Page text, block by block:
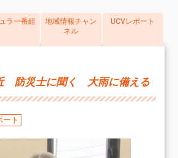
ラー番組
地域情報チャン
ネル
UCVレポート
防災士に聞く 大雨に備える
ート